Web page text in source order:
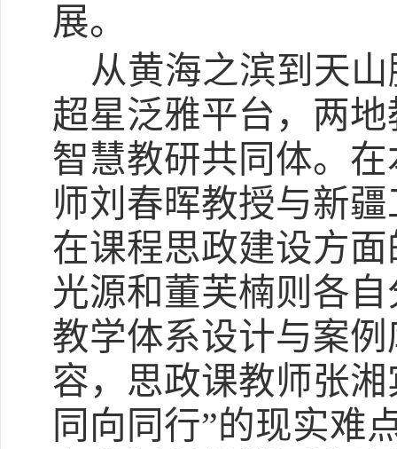
展。
从黄海之滨到天
超星泛雅平台，两
智慧教研共同体。
师刘春晖教授与新
在课程思政建设方
光源和董芙楠则各
教学体系设计与案
容，思政课教师张
同向同行”的现实难